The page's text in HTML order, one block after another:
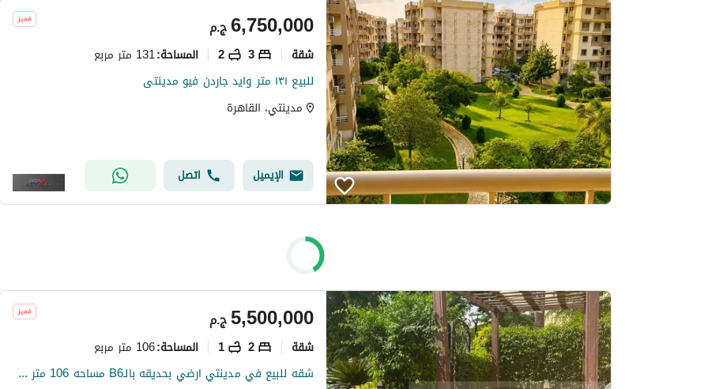
ج.م6,750,000
شقة 3
2 المساحة:131 متر مربع
للبيع ١٣١ متر وايد جاردن فيو مدينتى
مدينتي، القاهرة
الإيميل اتصل
ج.م5,500,000
شقة 2
1 المساحة:106 متر مربع
شقه للبيع في مدينتي ارضي بحديقه بالـB6 مساحه 106 متر + 45 متر حديقه خاصه ڤيو مفتوح جاردن وشارع رئيسي علي بعد خطوات للحركه و الڤودكورت وجميع الخدمات